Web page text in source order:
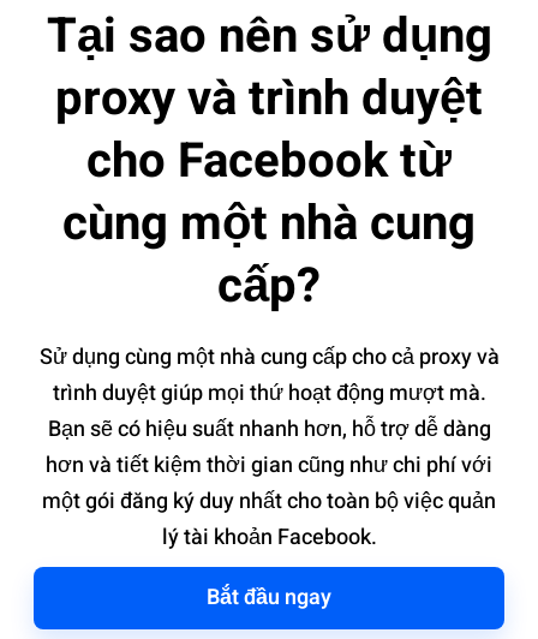
Tại sao nên sử dụng
proxy và trình duyệt
cho Facebook từ
cùng một nhà cung
cấp?
Sử dụng cùng một nhà cung cấp cho cả proxy và
trình duyệt giúp mọi thứ hoạt động mượt mà.
Bạn sẽ có hiệu suất nhanh hơn, hỗ trợ dễ dàng
hơn và tiết kiệm thời gian cũng như chi phí với
một gói đăng ký duy nhất cho toàn bộ việc quản
lý tài khoản Facebook.
Bắt đầu ngay